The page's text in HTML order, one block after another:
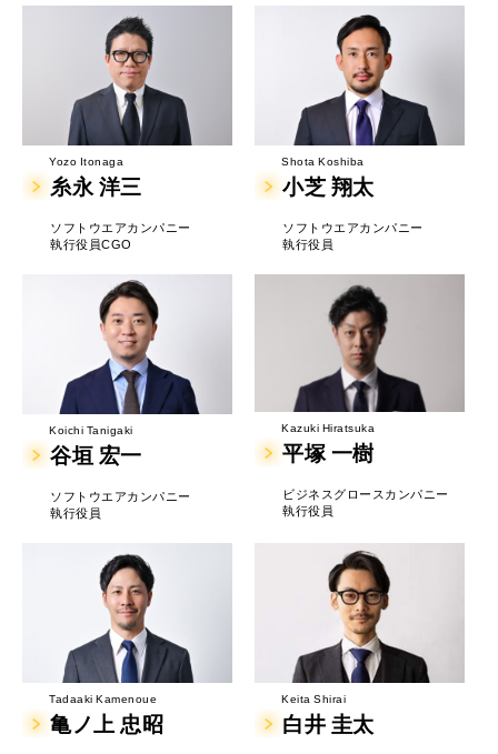
Yozo Itonaga
糸永 洋三
ソフトウエアカンパニー
執行役員CGO
Shota Koshiba
小芝 翔太
ソフトウエアカンパニー
執行役員
Koichi Tanigaki
谷垣 宏一
ソフトウエアカンパニー
執行役員
Kazuki Hiratsuka
平塚 一樹
ビジネスグロースカンパニー
執行役員
Tadaaki Kamenoue
亀ノ上 忠昭
Keita Shirai
白井 圭太